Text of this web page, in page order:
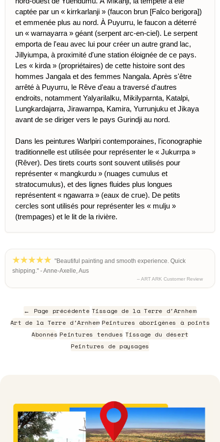
captée par un « kirrkarlanji » (faucon brun [Falco berigora])
et emmenée plus au nord. À Puyurru, le faucon a déterré
un « warnayarra » géant (serpent arc-en-ciel). Le serpent
emporta de l'eau avec lui pour créer un autre grand lac,
Jillyiumpa, à proximité d'une station éloignée de ce pays.
Les « kirda » (propriétaires) de cette histoire sont des
hommes Jangala et des femmes Nangala. Après s'être
arrêté à Puyurru, le Rêve d'eau a traversé d'autres
endroits, notamment Yalyarilalku, Mikilyparnta, Katalpi,
Lungkardajarra, Jirawarnpa, Kamira, Yurrunjuku et Jikaya
avant de se diriger vers le pays Gurindji au nord.
Dans les peintures Warlpiri contemporaines, l'iconographie
traditionnelle est utilisée pour représenter le « Jukurrpa »
(Rêver). Des tirets courts sont souvent utilisés pour
représenter « mangkurdu » (nuages ​​cumulus et
stratocumulus), et des lignes fluides plus longues
représentent « ngawarra » (eaux de crue). De petits
cercles sont utilisés pour représenter les « mulju »
(trempages) et le lit de la rivière.
"Beautiful painting and smooth experience. Quick
shipping." - Anne-Axelle, Aus
– ART ARK Customer Review
← Page précédente Tissage de la Terre d'Arnhem
Art de la Terre d'Arnhem Peintures aborigènes à points
Abonnés Peintures tendues Tissage du désert
Peintures de paysages